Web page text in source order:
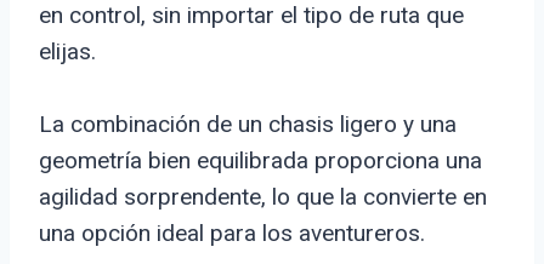
en control, sin importar el tipo de ruta que
elijas.
La combinación de un chasis ligero y una
geometría bien equilibrada proporciona una
agilidad sorprendente, lo que la convierte en
una opción ideal para los aventureros.